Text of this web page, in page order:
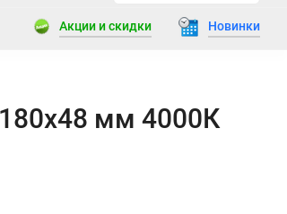
Акции и скидки Новинки
мм 4000К